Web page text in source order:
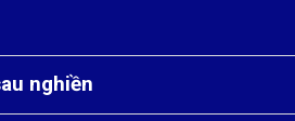
nghiền